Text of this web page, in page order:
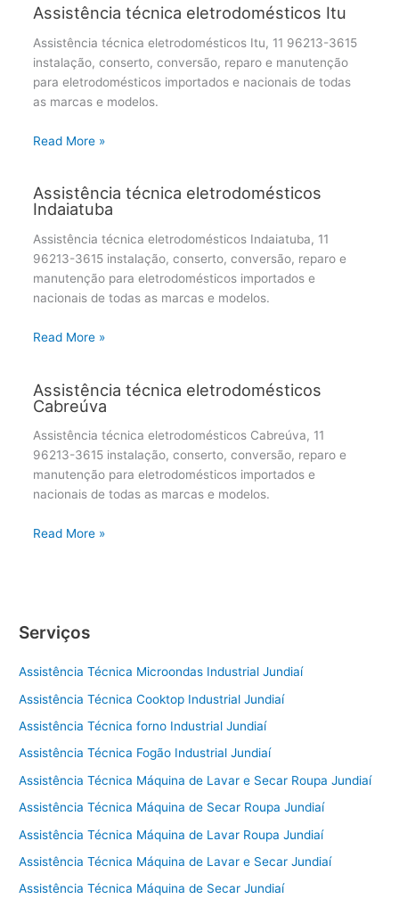
Assistência técnica eletrodomésticos Itu
Assistência técnica eletrodomésticos Itu, 11 96213-3615
instalação, conserto, conversão, reparo e manutenção
para eletrodomésticos importados e nacionais de todas
as marcas e modelos.
Read More »
Assistência técnica eletrodomésticos
Indaiatuba
Assistência técnica eletrodomésticos Indaiatuba, 11
96213-3615 instalação, conserto, conversão, reparo e
manutenção para eletrodomésticos importados e
nacionais de todas as marcas e modelos.
Read More »
Assistência técnica eletrodomésticos
Cabreúva
Assistência técnica eletrodomésticos Cabreúva, 11
96213-3615 instalação, conserto, conversão, reparo e
manutenção para eletrodomésticos importados e
nacionais de todas as marcas e modelos.
Read More »
Serviços
Assistência Técnica Microondas Industrial Jundiaí
Assistência Técnica Cooktop Industrial Jundiaí
Assistência Técnica forno Industrial Jundiaí
Assistência Técnica Fogão Industrial Jundiaí
Assistência Técnica Máquina de Lavar e Secar Roupa Jundiaí
Assistência Técnica Máquina de Secar Roupa Jundiaí
Assistência Técnica Máquina de Lavar Roupa Jundiaí
Assistência Técnica Máquina de Lavar e Secar Jundiaí
Assistência Técnica Máquina de Secar Jundiaí